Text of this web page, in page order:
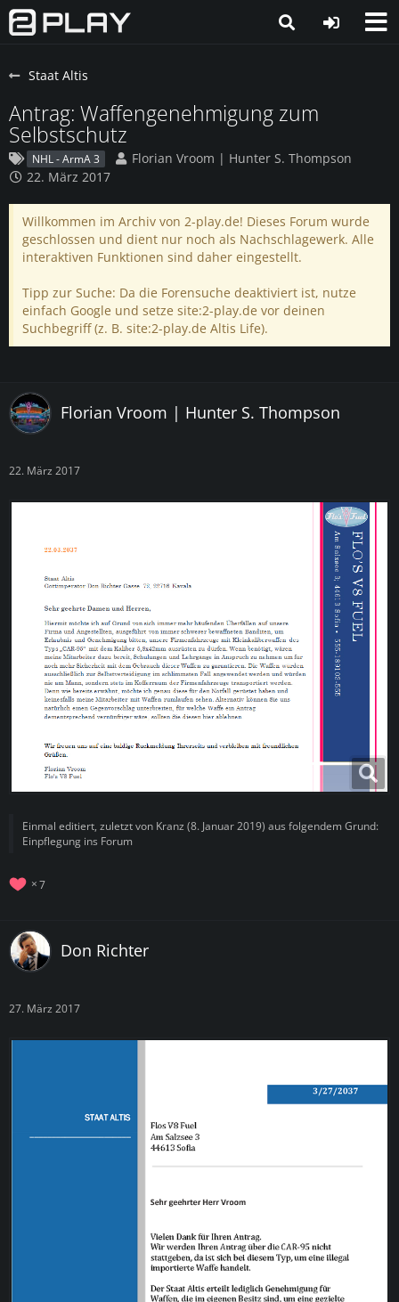
Staat Altis
Antrag: Waffengenehmigung zum
Selbstschutz
NHL - ArmA 3
Florian Vroom | Hunter S. Thompson
22. März 2017
Willkommen im Archiv von 2-play.de! Dieses Forum wurde
geschlossen und dient nur noch als Nachschlagewerk. Alle
interaktiven Funktionen sind daher eingestellt.
Tipp zur Suche: Da die Forensuche deaktiviert ist, nutze
einfach Google und setze site:2-play.de vor deinen
Suchbegriff (z. B. site:2-play.de Altis Life).
Florian Vroom | Hunter S. Thompson
22. März 2017
Einmal editiert, zuletzt von Kranz (8. Januar 2019) aus folgendem Grund:
Einpflegung ins Forum
7
Don Richter
27. März 2017